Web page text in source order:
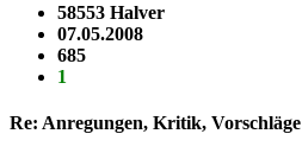
58553 Halver
07.05.2008
685
1
Re: Anregungen, Kritik, Vorschläge